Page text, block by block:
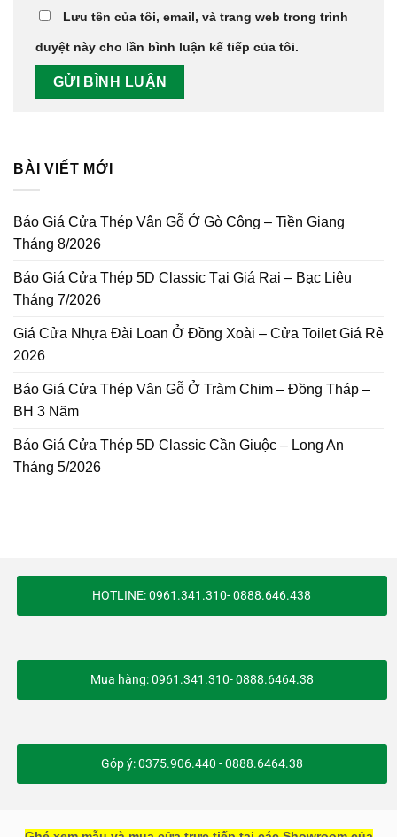
Lưu tên của tôi, email, và trang web trong trình
duyệt này cho lần bình luận kế tiếp của tôi.
BÀI VIẾT MỚI
Báo Giá Cửa Thép Vân Gỗ Ở Gò Công – Tiền Giang
Tháng 8/2026
Báo Giá Cửa Thép 5D Classic Tại Giá Rai – Bạc Liêu
Tháng 7/2026
Giá Cửa Nhựa Đài Loan Ở Đồng Xoài – Cửa Toilet Giá Rẻ
2026
Báo Giá Cửa Thép Vân Gỗ Ở Tràm Chim – Đồng Tháp –
BH 3 Năm
Báo Giá Cửa Thép 5D Classic Cần Giuộc – Long An
Tháng 5/2026
HOTLINE: 0961.341.310- 0888.646.438
Mua hàng: 0961.341.310- 0888.6464.38
Góp ý: 0375.906.440 - 0888.6464.38